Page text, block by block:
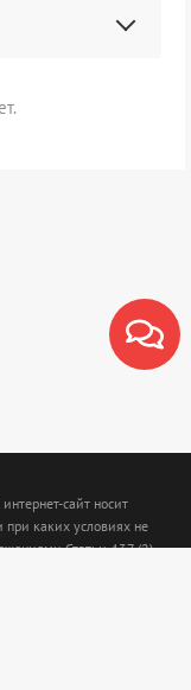
сайт носит
каких условиях не
Статьи 437 (2)